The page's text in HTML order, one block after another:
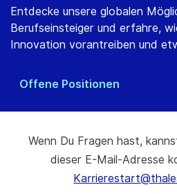
Entdecke unsere globalen
Berufseinsteiger und erfahre,
Innovation vorantreiben und
Offene Positionen
Wenn Du Fragen hast,
dieser E-Mail-Adresse